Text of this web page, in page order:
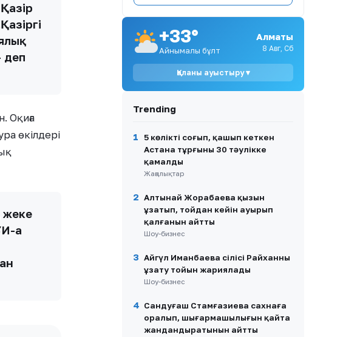
деп
Оқиға
өкілдері
жеке
ға
7
Ақсу қаласы әкімінің
тексеру талабы: заңды негіз
бар ма?
Алтынай Жорабаева көзіне
жасатқан косметикалық
ота туралы айтты
9
Жүк көліктерінің
шекарасында үш күн
кезекте тұрғанын айтты
10
Астанада кофеханаға кезек
полиция тексерісіне ұласты
+33°
Айнымалы бұлт
Алматы
8 Авг, Сб
Қаланы ауыстыру ▾
Trending
1
5 көлікті соғып, қашып кеткен
Астана тұрғыны 30 тәулікке
қамалды
Жаңалықтар
2 Алтынай Жорабаева қызын
ұзатып, тойдан кейін ауырып
қалғанын айтты
Шоу-бизнес
3 Айгүл Иманбаева сіңлісі Райханның
ұзату тойын жариялады
Шоу-бизнес
4 Сандуғаш Стамғазиева сахнаға
оралып, шығармашылығын қайта
жандандыратынын айтты